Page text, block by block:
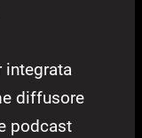
integrata
diffusore
podcast